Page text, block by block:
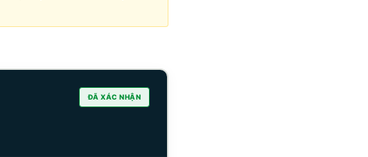
ĐÃ XÁC NHẬN